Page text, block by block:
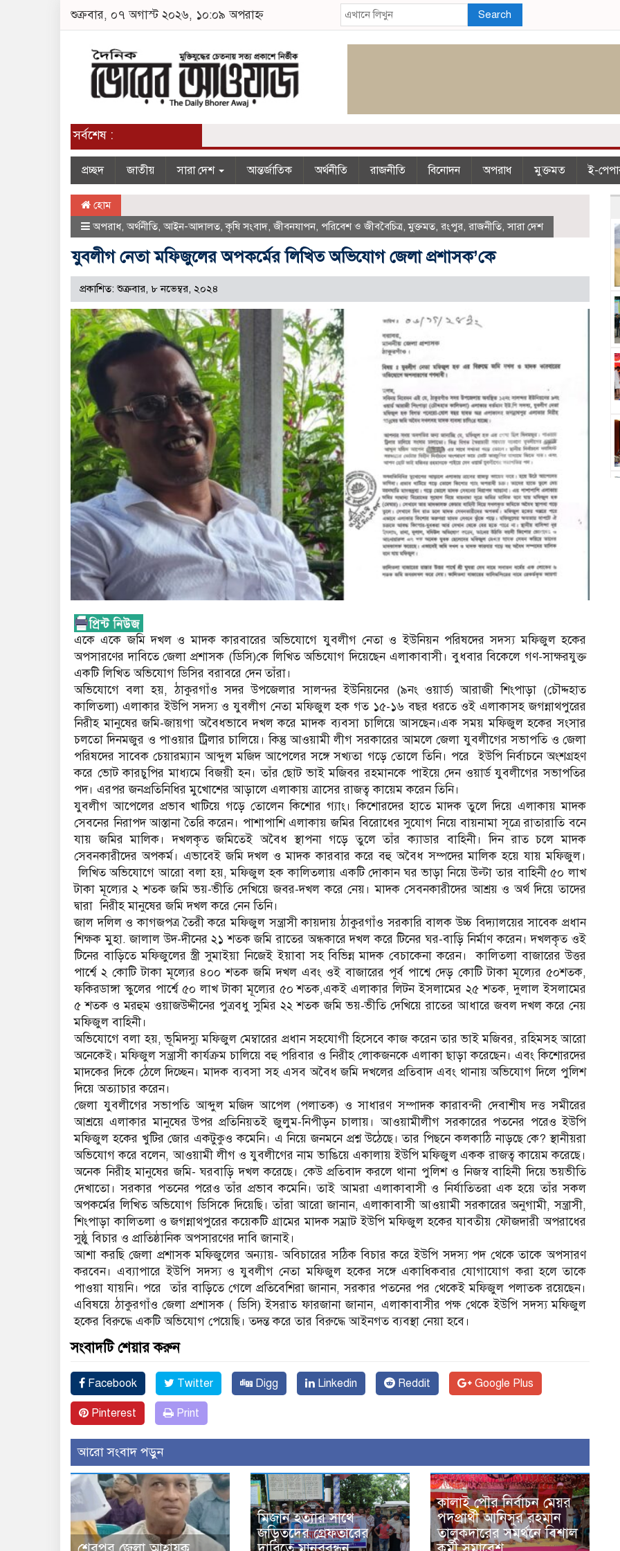
শুক্রবার, ০৭ অগাস্ট ২০২৬, ১০:০৯ অপরাহ্ন Search
সর্বশেষ :
প্রচ্ছদ জাতীয় সারা দেশ আন্তর্জাতিক অর্থনীতি রাজনীতি বিনোদন অপরাধ মুক্তমত ই-
হোম
অপরাধ, অর্থনীতি, আইন-আদালত,কৃষি সংবাদ,জীবনযাপন, পরিবেশ ও জীববৈচিত্র,মুক্তমত, রংপুর, রাজনীতি,সারা দেশ
যুবলীগ নেতা মফিজুলের অপকর্মের লিখিত অভিযোগ জেলা প্রশাসক’কে
প্রকাশিত: শুক্রবার, ৮ নভেম্বর, ২০২৪
একে একে জমি দখল ও মাদক কারবারের অভিযোগে যুবলীগ নেতা ও ইউনিয়ন পরিষদের সদস্য মফিজুল হকের
অপসারণের দাবিতে জেলা প্রশাসক (ডিসি)কে লিখিত অভিযোগ দিয়েছেন এলাকাবাসী। বুধবার বিকেলে গণ-সাক্ষরযুক্ত
একটি লিখিত অভিযোগ ডিসির বরাবরে দেন তাঁরা।
অভিযোগে বলা হয়, ঠাকুরগাঁও সদর উপজেলার সালন্দর ইউনিয়নের (৯নং ওয়ার্ড) আরাজী শিংপাড়া (চৌদ্দহাত
কালিতলা) এলাকার ইউপি সদস্য ও যুবলীগ নেতা মফিজুল হক গত ১৫-১৬ বছর ধরতে ওই এলাকাসহ জগন্নাথপুরের
নিরীহ মানুষের জমি-জায়গা অবৈধভাবে দখল করে মাদক ব্যবসা চালিয়ে আসছেন।এক সময় মফিজুল হকের সংসার
চলতো দিনমজুর ও পাওয়ার ট্রিলার চালিয়ে। কিন্তু আওয়ামী লীগ সরকারের আমলে জেলা যুবলীগের সভাপতি ও জেলা
পরিষদের সাবেক চেয়ারম্যান আব্দুল মজিদ আপেলের সঙ্গে সখ্যতা গড়ে তোলে তিনি। পরে ইউপি নির্বাচনে অংশগ্রহণ
করে ভোট কারচুপির মাধ্যমে বিজয়ী হন। তাঁর ছোট ভাই মজিবর রহমানকে পাইয়ে দেন ওয়ার্ড যুবলীগের সভাপতির
পদ। এরপর জনপ্রতিনিধির মুখোশের আড়ালে এলাকায় ত্রাসের রাজত্ব কায়েম করেন তিনি।
যুবলীগ আপেলের প্রভাব খাটিয়ে গড়ে তোলেন কিশোর গ্যাং। কিশোরদের হাতে মাদক তুলে দিয়ে এলাকায় মাদক
সেবনের নিরাপদ আস্তানা তৈরি করেন। পাশাপাশি এলাকায় জমির বিরোধের সুযোগ নিয়ে বায়নামা সূত্রে রাতারাতি বনে
যায় জমির মালিক। দখলকৃত জমিতেই অবৈধ স্থাপনা গড়ে তুলে তাঁর ক্যাডার বাহিনী। দিন রাত চলে মাদক
সেবনকারীদের অপকর্ম। এভাবেই জমি দখল ও মাদক কারবার করে বহু অবৈধ সম্পদের মালিক হয়ে যায় মফিজুল।
লিখিত অভিযোগে আরো বলা হয়, মফিজুল হক কালিতলায় একটি দোকান ঘর ভাড়া নিয়ে উল্টা তার বাহিনী ৫০ লাখ
টাকা মূল্যের ২ শতক জমি ভয়-ভীতি দেখিয়ে জবর-দখল করে নেয়। মাদক সেবনকারীদের আশ্রয় ও অর্থ দিয়ে তাদের
দ্বারা নিরীহ মানুষের জমি দখল করে নেন তিনি।
জাল দলিল ও কাগজপত্র তৈরী করে মফিজুল সন্ত্রাসী কায়দায় ঠাকুরগাঁও সরকারি বালক উচ্চ বিদ্যালয়ের সাবেক প্রধান
শিক্ষক মুহা. জালাল উদ-দীনের ২১ শতক জমি রাতের অন্ধকারে দখল করে টিনের ঘর-বাড়ি নির্মাণ করেন। দখলকৃত ওই
টিনের বাড়িতে মফিজুলের স্ত্রী সুমাইয়া নিজেই ইয়াবা সহ বিভিন্ন মাদক বেচাকেনা করেন। কালিতলা বাজারের উত্তর
পার্শ্বে ২ কোটি টাকা মূল্যের ৪০০ শতক জমি দখল এবং ওই বাজারের পূর্ব পাশ্বে দেড় কোটি টাকা মূল্যের ৫০শতক,
ফকিরডাঙ্গা স্কুলের পার্শ্বে ৫০ লাখ টাকা মূল্যের ৫০ শতক,একই এলাকার লিটন ইসলামের ২৫ শতক, দুলাল ইসলামের
৫ শতক ও মরহুম ওয়াজউদ্দীনের পুত্রবধু সুমির ২২ শতক জমি ভয়-ভীতি দেখিয়ে রাতের আধারে জবল দখল করে নেয়
মফিজুল বাহিনী।
অভিযোগে বলা হয়, ভূমিদস্যু মফিজুল মেম্বারের প্রধান সহযোগী হিসেবে কাজ করেন তার ভাই মজিবর, রহিমসহ আরো
অনেকেই। মফিজুল সন্ত্রাসী কার্যক্রম চালিয়ে বহু পরিবার ও নিরীহ লোকজনকে এলাকা ছাড়া করেছেন। এবং কিশোরদের
মাদকের দিকে ঠেলে দিচ্ছেন। মাদক ব্যবসা সহ এসব অবৈধ জমি দখলের প্রতিবাদ এবং থানায় অভিযোগ দিলে পুলিশ
দিয়ে অত্যাচার করেন।
জেলা যুবলীগের সভাপতি আব্দুল মজিদ আপেল (পলাতক) ও সাধারণ সম্পাদক কারাবন্দী দেবাশীষ দত্ত সমীরের
আশ্রয়ে এলাকার মানুষের উপর প্রতিনিয়তই জুলুম-নিপীড়ন চালায়। আওয়ামীলীগ সরকারের পতনের পরেও ইউপি
মফিজুল হকের খুটির জোর একটুকুও কমেনি। এ নিয়ে জনমনে প্রশ্ন উঠেছে। তার পিছনে কলকাঠি নাড়ছে কে? স্থানীয়রা
অভিযোগ করে বলেন, আওয়ামী লীগ ও যুবলীগের নাম ভাঙিয়ে একালায় ইউপি মফিজুল একক রাজত্ব কায়েম করেছে।
অনেক নিরীহ মানুষের জমি- ঘরবাড়ি দখল করেছে। কেউ প্রতিবাদ করলে থানা পুলিশ ও নিজস্ব বাহিনী দিয়ে ভয়ভীতি
দেখাতো। সরকার পতনের পরেও তাঁর প্রভাব কমেনি। তাই আমরা এলাকাবাসী ও নির্যাতিতরা এক হয়ে তাঁর সকল
অপকর্মের লিখিত অভিযোগ ডিসিকে দিয়েছি। তাঁরা আরো জানান, এলাকাবাসী আওয়ামী সরকারের অনুগামী, সন্ত্রাসী,
শিংপাড়া কালিতলা ও জগন্নাথপুরের কয়েকটি গ্রামের মাদক সম্রাট ইউপি মফিজুল হকের যাবতীয় ফৌজদারী অপরাধের
সুষ্ঠু বিচার ও প্রাতিষ্ঠানিক অপসারণের দাবি জানাই।
আশা করছি জেলা প্রশাসক মফিজুলের অন্যায়- অবিচারের সঠিক বিচার করে ইউপি সদস্য পদ থেকে তাকে অপসারণ
করবেন। এব্যাপারে ইউপি সদস্য ও যুবলীগ নেতা মফিজুল হকের সঙ্গে একাধিকবার যোগাযোগ করা হলে তাকে
পাওয়া যায়নি। পরে তাঁর বাড়িতে গেলে প্রতিবেশিরা জানান, সরকার পতনের পর থেকেই মফিজুল পলাতক রয়েছেন।
এবিষয়ে ঠাকুরগাঁও জেলা প্রশাসক ( ডিসি) ইসরাত ফারজানা জানান, এলাকাবাসীর পক্ষ থেকে ইউপি সদস্য মফিজুল
হকের বিরুদ্ধে একটি অভিযোগ পেয়েছি। তদন্ত করে তার বিরুদ্ধে আইনগত ব্যবস্থা নেয়া হবে।
সংবাদটি শেয়ার করুন
Facebook Twitter Digg Linkedin Reddit Google Plus
Pinterest Print
আরো সংবাদ পড়ুন
মিজান হত্যার সাথে
জড়িতদের গ্রেফতারের
কালাই পৌর নির্বাচন মেয়র
পদপ্রার্থী আনিসুর রহমান
তালুকদারের সমর্থনে বিশাল